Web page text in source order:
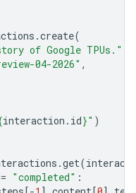
.create(
of Google TPUs."
04-2026" ,
interaction . id}" )
.get(
"completed" :